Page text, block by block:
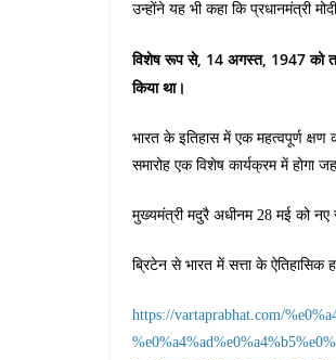
उन्होंने यह भी कहा कि प्रधानमंत्री
विशेष रूप से, 14 अगस्त, 1947 को
किया था।
भारत के इतिहास में एक महत्वपूर्ण क्षण
समारोह एक विशेष कार्यक्रम में होगा
मुख्यमंत्री मदुरै अधीनम 28 मई को
ब्रिटेन से भारत में सत्ता के
https://vartaprabhat.com/